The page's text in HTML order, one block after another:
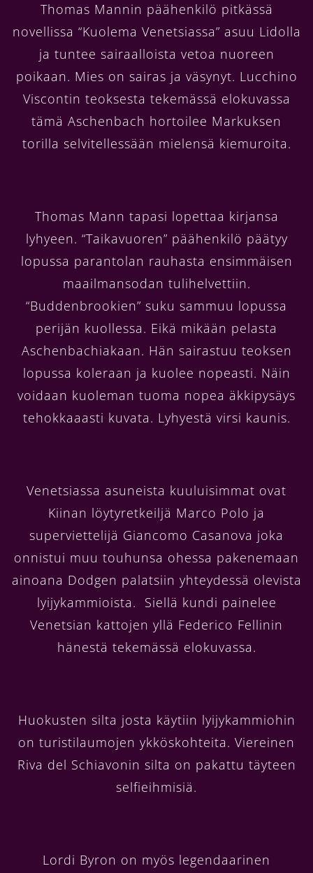
Thomas Mannin päähenkilö pitkässä
novellissa “Kuolema Venetsiassa” asuu Lidolla
ja tuntee sairaalloista vetoa nuoreen
poikaan. Mies on sairas ja väsynyt. Lucchino
Viscontin teoksesta tekemässä elokuvassa
tämä Aschenbach hortoilee Markuksen
torilla selvitellessään mielensä kiemuroita.
Thomas Mann tapasi lopettaa kirjansa
lyhyeen. “Taikavuoren” päähenkilö päätyy
lopussa parantolan rauhasta ensimmäisen
maailmansodan tulihelvettiin.
“Buddenbrookien” suku sammuu lopussa
perijän kuollessa. Eikä mikään pelasta
Aschenbachiakaan. Hän sairastuu teoksen
lopussa koleraan ja kuolee nopeasti. Näin
voidaan kuoleman tuoma nopea äkkipysäys
tehokkaaasti kuvata. Lyhyestä virsi kaunis.
Venetsiassa asuneista kuuluisimmat ovat
Kiinan löytyretkeiljä Marco Polo ja
superviettelijä Giancomo Casanova joka
onnistui muu touhunsa ohessa pakenemaan
ainoana Dodgen palatsiin yhteydessä olevista
lyijykammioista. Siellä kundi painelee
Venetsian kattojen yllä Federico Fellinin
hänestä tekemässä elokuvassa.
Huokusten silta josta käytiin lyijykammiohin
on turistilaumojen ykköskohteita. Viereinen
Riva del Schiavonin silta on pakattu täyteen
selfieihmisiä.
Lordi Byron on myös legendaarinen